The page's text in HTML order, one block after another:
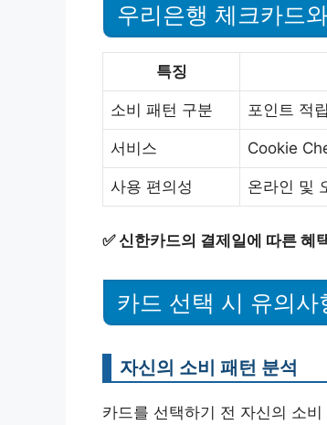
우리은행 체크카드
특징
소비 패턴 구분 포인트 적
서비스 Cookie
사용 편의성 온라인 및
✅신한카드의 결제일에 따른 혜
카드 선택 시 유의사
자신의 소비 패턴 분석
카드를 선택하기 전 자신의 소